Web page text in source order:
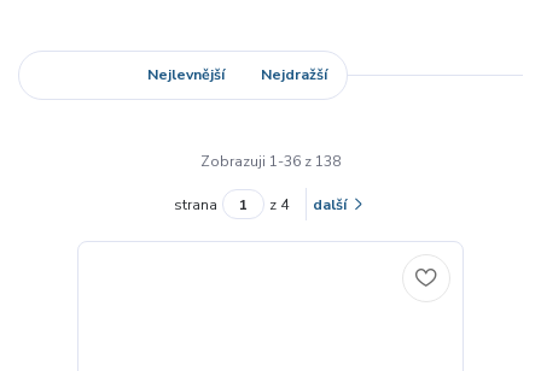
Nejlevnější Nejdražší
Zobrazuji 1-36 z 138
strana z 4 další